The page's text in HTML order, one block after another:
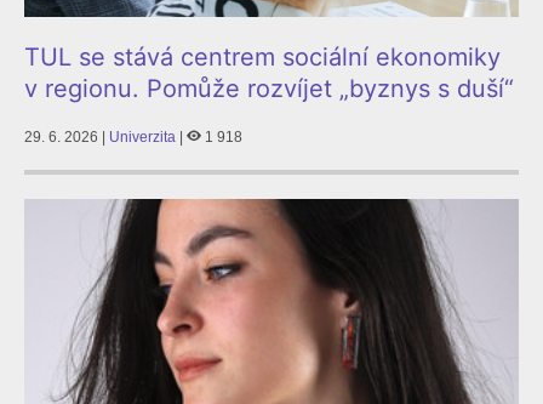
TUL se stává centrem sociální ekonomiky
v regionu. Pomůže rozvíjet „byznys s duší“
29. 6. 2026 | Univerzita | 1 918